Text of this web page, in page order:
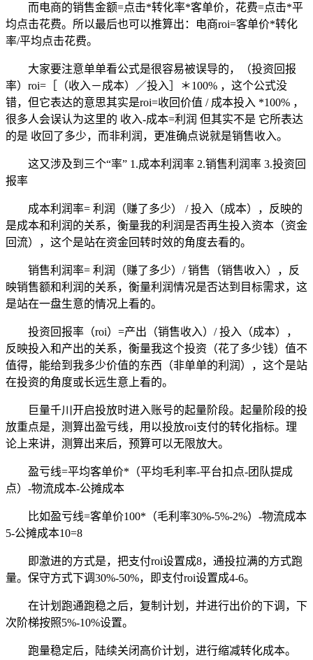
而电商的销售金额=点击*转化率*客单价，花费=点击*平
均点击花费。所以最后也可以推算出：电商roi=客单价*转化
率/平均点击花费。
大家要注意单单看公式是很容易被误导的，（投资回报
率）roi=［（收入－成本）／投入］＊100% ，这个公式没
错，但它表达的意思其实是roi=收回价值 / 成本投入 *100% ，
很多人会误认为这里的 收入-成本=利润 但其实不是 它所表达
的是 收回了多少，而非利润，更准确点说就是销售收入。
这又涉及到三个“率” 1.成本利润率 2.销售利润率 3.投资回
报率
成本利润率= 利润（赚了多少） / 投入（成本），反映的
是成本和利润的关系，衡量我的利润是否再生投入资本（资金
回流），这个是站在资金回转时效的角度去看的。
销售利润率= 利润（赚了多少）/ 销售（销售收入），反
映销售额和利润的关系，衡量利润情况是否达到目标需求，这
是站在一盘生意的情况上看的。
投资回报率（roi）=产出（销售收入）/ 投入（成本），
反映投入和产出的关系，衡量我这个投资（花了多少钱）值不
值得，能给到我多少价值的东西（非单单的利润），这个是站
在投资的角度或长远生意上看的。
巨量千川开启投放时进入账号的起量阶段。起量阶段的投
放重点是，测算出盈亏线，用以投放roi支付的转化指标。理
论上来讲，测算出来后，预算可以无限放大。
盈亏线=平均客单价*（平均毛利率-平台扣点-团队提成
点）-物流成本-公摊成本
比如盈亏线=客单价100*（毛利率30%-5%-2%）-物流成本
5-公摊成本10=8
即激进的方式是，把支付roi设置成8，通投拉满的方式跑
量。保守方式下调30%-50%，即支付roi设置成4-6。
在计划跑通跑稳之后，复制计划，并进行出价的下调，下
次阶梯按照5%-10%设置。
跑量稳定后，陆续关闭高价计划，进行缩减转化成本。